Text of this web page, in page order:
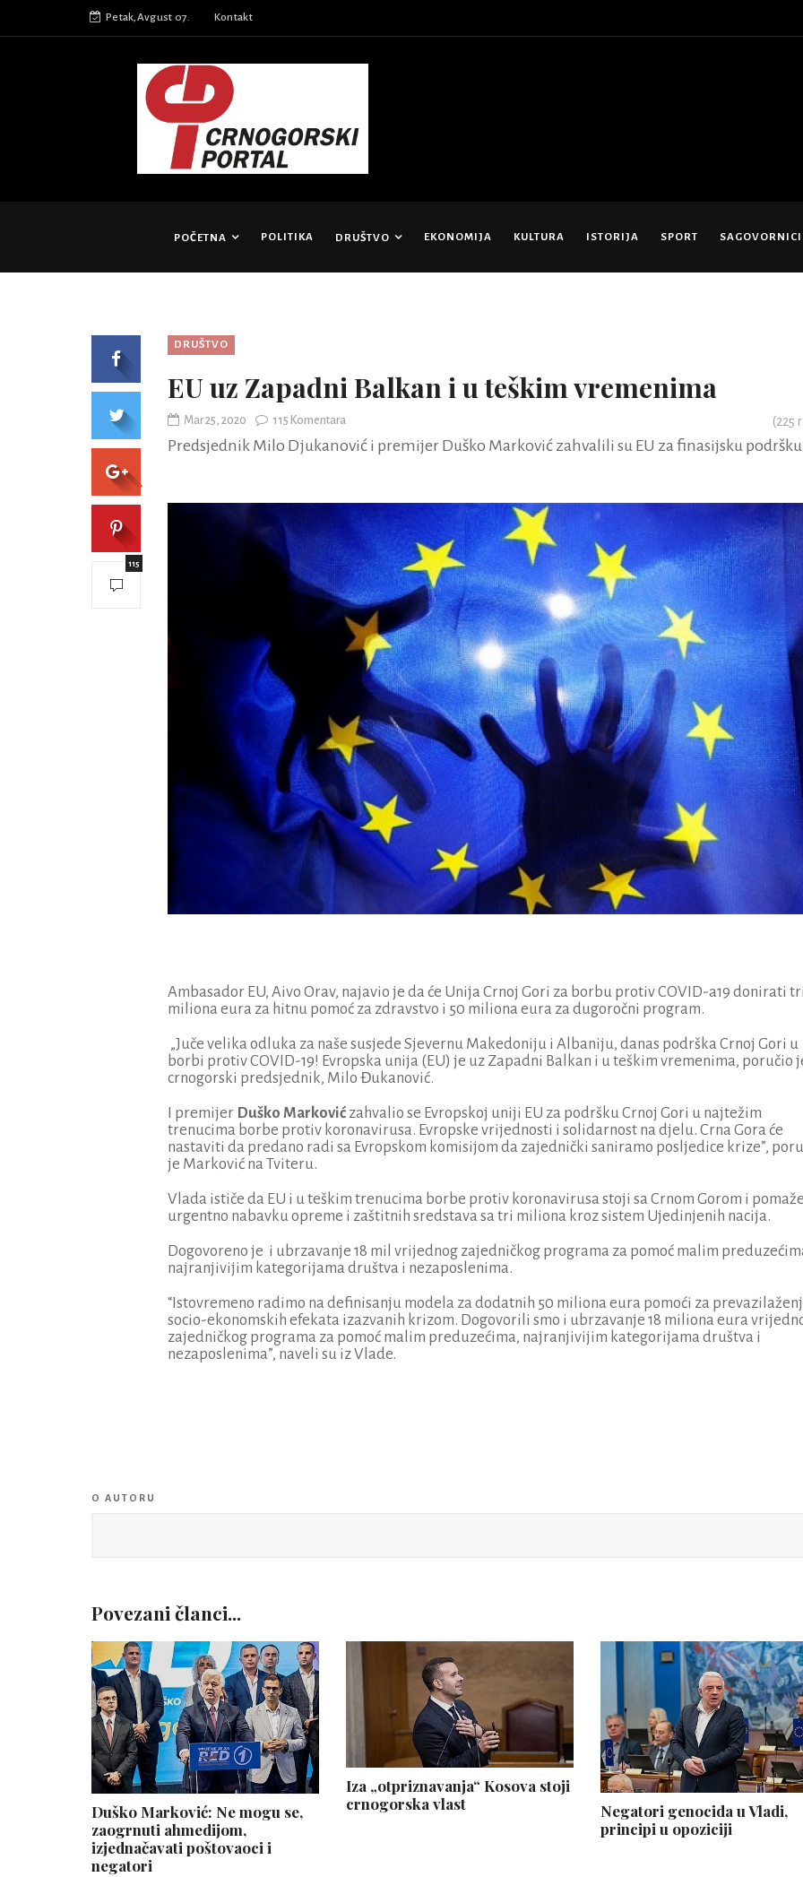
Petak,Avgust 07. Kontakt
POČETNA POLITIKA DRUŠTVO EKONOMIJA KULTURA ISTORIJA SPORT SAGOVORNICI
DRUŠTVO
EU uz Zapadni Balkan i u teškim vremenima
Mar 25, 2020 115 Komentara (225
Predsjednik Milo Djukanović i premijer Duško Marković zahvalili su EU za finasijsku podršku
Ambasador EU, Aivo Orav, najavio je da će Unija Crnoj Gori za borbu protiv COVID-a19 donirati tri
miliona eura za hitnu pomoć za zdravstvo i 50 miliona eura za dugoročni program.
„Juče velika odluka za naše susjede Sjevernu Makedoniju i Albaniju, danas podrška Crnoj Gori u
borbi protiv COVID-19! Evropska unija (EU) je uz Zapadni Balkan i u teškim vremenima, poručio
crnogorski predsjednik, Milo Đukanović.
I premijer Duško Marković zahvalio se Evropskoj uniji EU za podršku Crnoj Gori u najtežim
trenucima borbe protiv koronavirusa. Evropske vrijednosti i solidarnost na djelu. Crna Gora će
nastaviti da predano radi sa Evropskom komisijom da zajednički saniramo posljedice krize”,
je Marković na Tviteru.
Vlada ističe da EU i u teškim trenucima borbe protiv koronavirusa stoji sa Crnom Gorom i pomaže
urgentno nabavku opreme i zaštitnih sredstava sa tri miliona kroz sistem Ujedinjenih nacija.
Dogovoreno je i ubrzavanje 18 mil vrijednog zajedničkog programa za pomoć malim
najranjivijim kategorijama društva i nezaposlenima.
“Istovremeno radimo na definisanju modela za dodatnih 50 miliona eura pomoći za
socio-ekonomskih efekata izazvanih krizom. Dogovorili smo i ubrzavanje 18 miliona eura
zajedničkog programa za pomoć malim preduzećima, najranjivijim kategorijama društva i
nezaposlenima”, naveli su iz Vlade.
115
O AUTORU
Povezani članci...
Duško Marković: Ne mogu se,
zaogrnuti ahmedijom,
izjednačavati poštovaoci i
negatori
Iza „otpriznavanja“ Kosova stoji
crnogorska vlast
Negatori genocida u Vladi,
principi u opoziciji